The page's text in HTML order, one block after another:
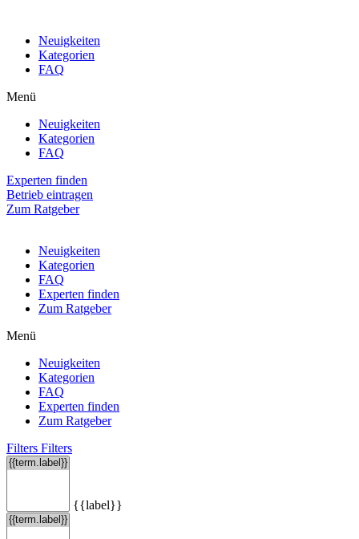
Neuigkeiten
Kategorien
FAQ
Menü
Neuigkeiten
Kategorien
FAQ
Experten finden
Betrieb eintragen
Zum Ratgeber
Neuigkeiten
Kategorien
FAQ
Experten finden
Zum Ratgeber
Menü
Neuigkeiten
Kategorien
FAQ
Experten finden
Zum Ratgeber
Filters Filters
{{label}}